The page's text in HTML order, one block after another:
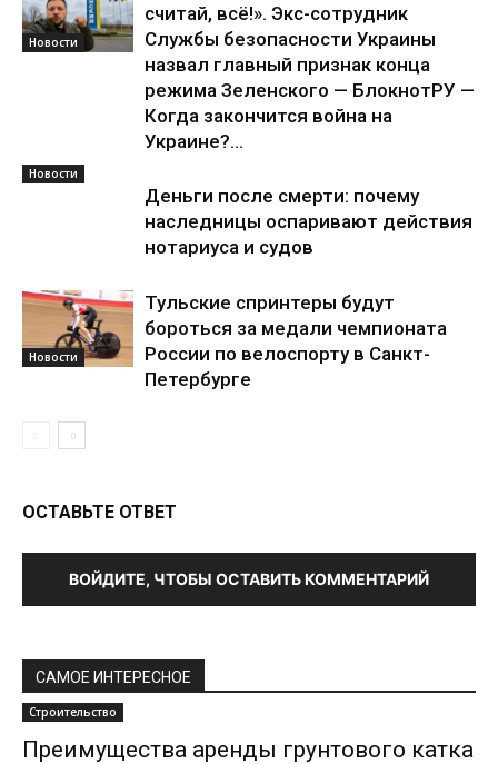
Новости
считай, всё!». Экс-сотрудник
Службы безопасности Украины
назвал главный признак конца
режима Зеленского — БлокнотРУ —
Когда закончится война на
Украине?...
Новости
Деньги после смерти: почему
наследницы оспаривают действия
нотариуса и судов
Новости
Тульские спринтеры будут
бороться за медали чемпионата
России по велоспорту в Санкт-
Петербурге
ОСТАВЬТЕ ОТВЕТ
ВОЙДИТЕ, ЧТОБЫ ОСТАВИТЬ КОММЕНТАРИЙ
САМОЕ ИНТЕРЕСНОЕ
Строительство
Преимущества аренды грунтового катка